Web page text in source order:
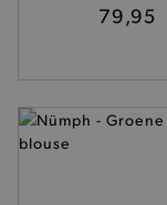
79,95